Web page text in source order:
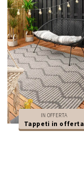
IN OFFERTA
Tappeti in offerta